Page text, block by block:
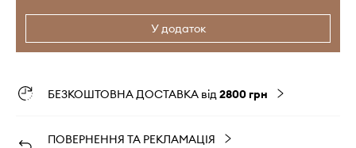
У додаток
БЕЗКОШТОВНА ДОСТАВКА від2800 грн
ПОВЕРНЕННЯ ТА РЕКЛАМАЦІЯ